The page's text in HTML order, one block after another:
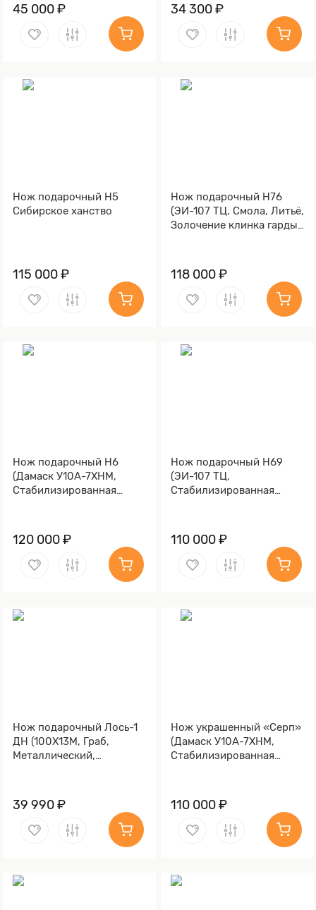
45 000 ₽ 34 300 ₽
Нож подарочный Н5
Сибирское ханство
115 000 ₽
Нож подарочный Н76
(ЭИ-107 ТЦ, Смола, Литьё,
Золочение клинка гарды
118 000 ₽
Нож подарочный Н6
(Дамаск У10А-7ХНМ,
Стабилизированная
гарды и тыльника)
120 000 ₽
Нож подарочный Н69
(ЭИ-107 ТЦ,
Стабилизированная
гарды и тыльника)
110 000 ₽
Нож подарочный Лось-1
ДН (100Х13М, Граб,
Металлический,
39 990 ₽
Нож украшенный «Серп»
(Дамаск У10А-7ХНМ,
Стабилизированная
гарды и тыльника)
110 000 ₽